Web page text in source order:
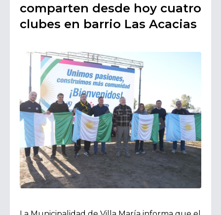
comparten desde hoy cuatro
clubes en barrio Las Acacias